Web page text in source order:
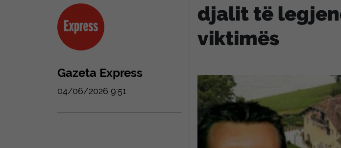
Gazeta Express
04/06/2026 9:51
djalit të
viktimës